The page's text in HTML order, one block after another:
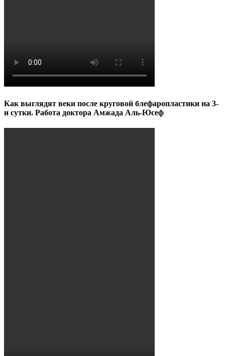
Как выглядят веки после круговой блефаропластики на 3-
и сутки. Работа доктора Амжада Аль-Юсеф